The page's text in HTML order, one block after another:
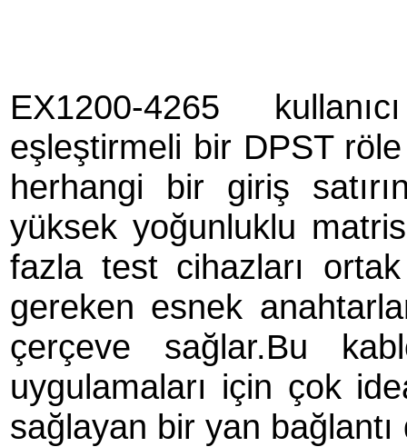
EX1200-4265
eşleştirmeli bir DPST
herhangi bir giriş
yüksek yoğunluklu
fazla test cihazları
gereken esnek
çerçeve sağlar.Bu
uygulamaları için çok
sağlayan bir yan